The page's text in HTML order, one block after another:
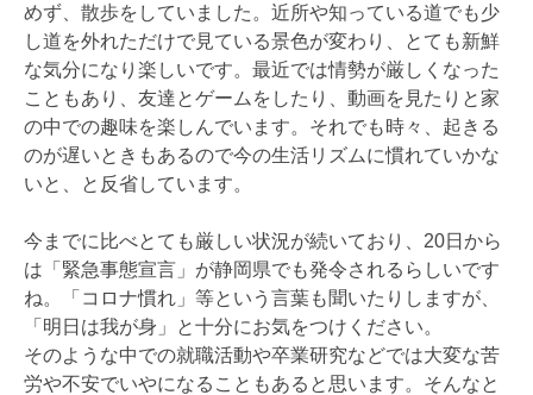
めず、散歩をしていました。近所や知っている道でも少
し道を外れただけで見ている景色が変わり、とても新鮮
な気分になり楽しいです。最近では情勢が厳しくなった
こともあり、友達とゲームをしたり、動画を見たりと家
の中での趣味を楽しんでいます。それでも時々、起きる
のが遅いときもあるので今の生活リズムに慣れていかな
いと、と反省しています。
今までに比べとても厳しい状況が続いており、20日から
は「緊急事態宣言」が静岡県でも発令されるらしいです
ね。「コロナ慣れ」等という言葉も聞いたりしますが、
「明日は我が身」と十分にお気をつけください。
そのような中での就職活動や卒業研究などでは大変な苦
労や不安でいやになることもあると思います。そんなと